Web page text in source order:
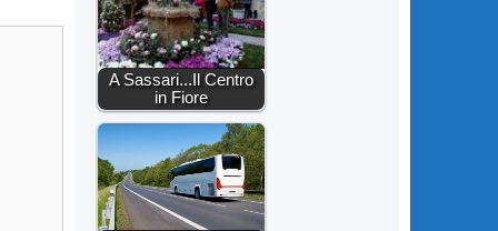
A Sassari...Il Centro
in Fiore